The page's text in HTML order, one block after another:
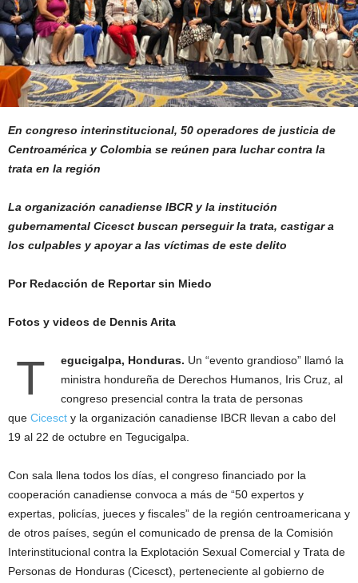
En congreso interinstitucional, 50 operadores de justicia de
Centroamérica y Colombia se reúnen para luchar contra la
trata en la región
La organización canadiense IBCR y la institución
gubernamental Cicesct buscan perseguir la trata, castigar a
los culpables y apoyar a las víctimas de este delito
Por Redacción de Reportar sin Miedo
Fotos y videos de Dennis Arita
T egucigalpa, Honduras. Un “evento grandioso” llamó la
ministra hondureña de Derechos Humanos, Iris Cruz, al
congreso presencial contra la trata de personas
que Cicesct y la organización canadiense IBCR llevan a cabo del
19 al 22 de octubre en Tegucigalpa.
Con sala llena todos los días, el congreso financiado por la
cooperación canadiense convoca a más de “50 expertos y
expertas, policías, jueces y fiscales” de la región centroamericana y
de otros países, según el comunicado de prensa de la Comisión
Interinstitucional contra la Explotación Sexual Comercial y Trata de
Personas de Honduras (Cicesct), perteneciente al gobierno de